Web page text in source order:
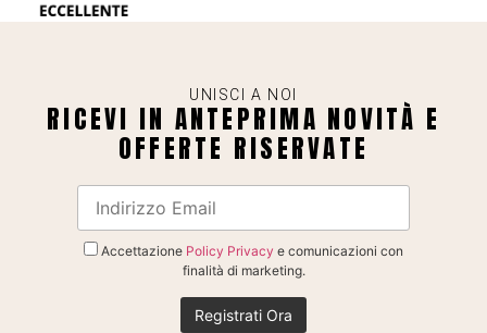
UNISCI A NOI
RICEVI IN ANTEPRIMA NOVITÀ E
OFFERTE RISERVATE
Accettazione Policy Privacy e comunicazioni con
finalità di marketing.